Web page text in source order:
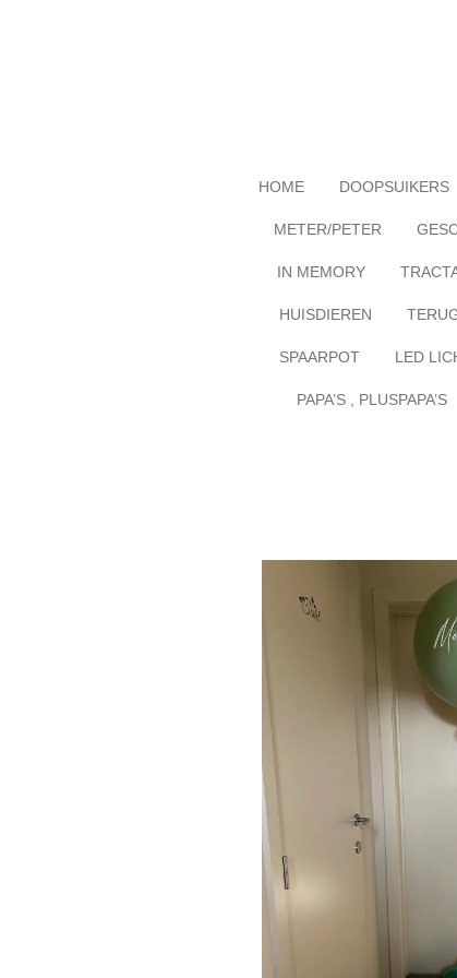
HOME DOOPSUIKERS
METER/PETER
IN MEMORY
HUISDIEREN
SPAARPOT LED
PAPA’S , PLUSPAPA’S